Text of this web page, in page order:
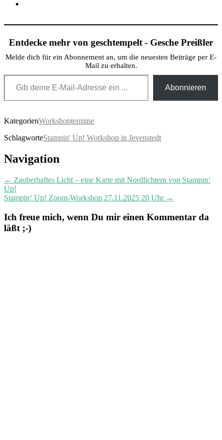
Entdecke mehr von geschtempelt - Gesche Preißler
Melde dich für ein Abonnement an, um die neuesten Beiträge per E-
Mail zu erhalten.
Gib deine E-Mail-Adresse ein ...
Abonnieren
KategorienWorkshoptermine
SchlagworteStampin' Up! Workshop in Jevenstedt
Post
Navigation
← Zauberhaftes Licht – eine Karte mit Nordlichtern von Stampin‘
Up!
Stampin‘ Up! Zoom-Workshop 27.11.2025 20 Uhr →
Ich freue mich, wenn Du mir einen Kommentar da
läßt ;-)